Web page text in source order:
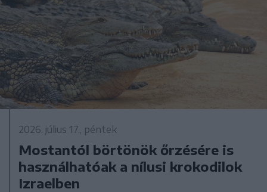
2026. július 17., péntek
Mostantól börtönök őrzésére is
használhatóak a nílusi krokodilok
Izraelben